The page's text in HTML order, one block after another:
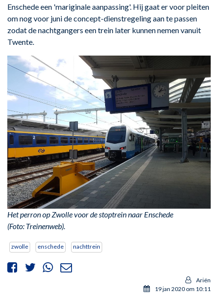
Enschede een 'mariginale aanpassing'. Hij gaat er voor pleiten
om nog voor juni de concept-dienstregeling aan te passen
zodat de nachtgangers een trein later kunnen nemen vanuit
Twente.
Het perron op Zwolle voor de stoptrein naar Enschede
(Foto: Treinenweb).
zwolle enschede nachttrein
Ariën
19 jan 2020 om 10:11